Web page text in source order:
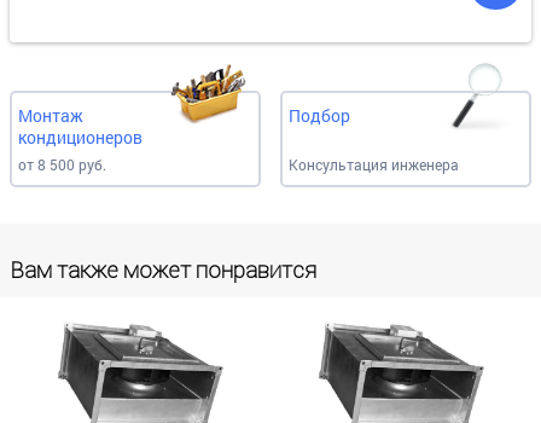
Монтаж
кондиционеров
от 8 500 руб.
Подбор
Консультация инженера
Вам также может понравится